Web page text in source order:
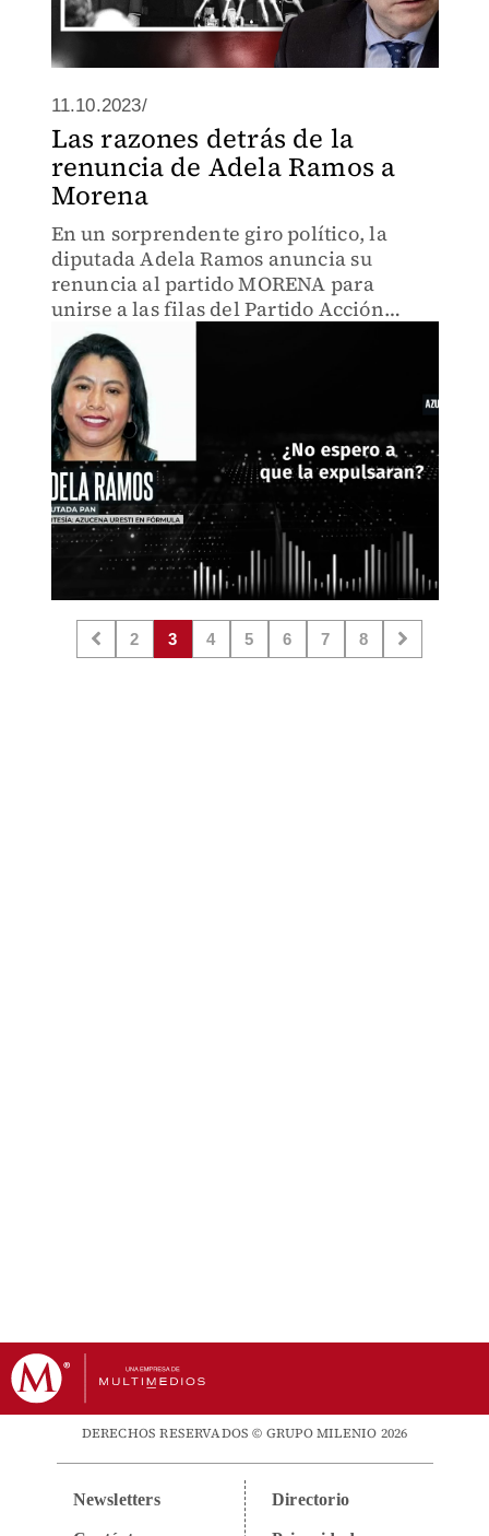
11.10.2023/
Las razones detrás de la
renuncia de Adela Ramos a
Morena
En un sorprendente giro político, la
diputada Adela Ramos anuncia su
renuncia al partido MORENA para
unirse a las filas del Partido Acción
Nacional.
2 3 4 5 6 7 8
DERECHOS RESERVADOS © GRUPO MILENIO 2026
Newsletters Directorio